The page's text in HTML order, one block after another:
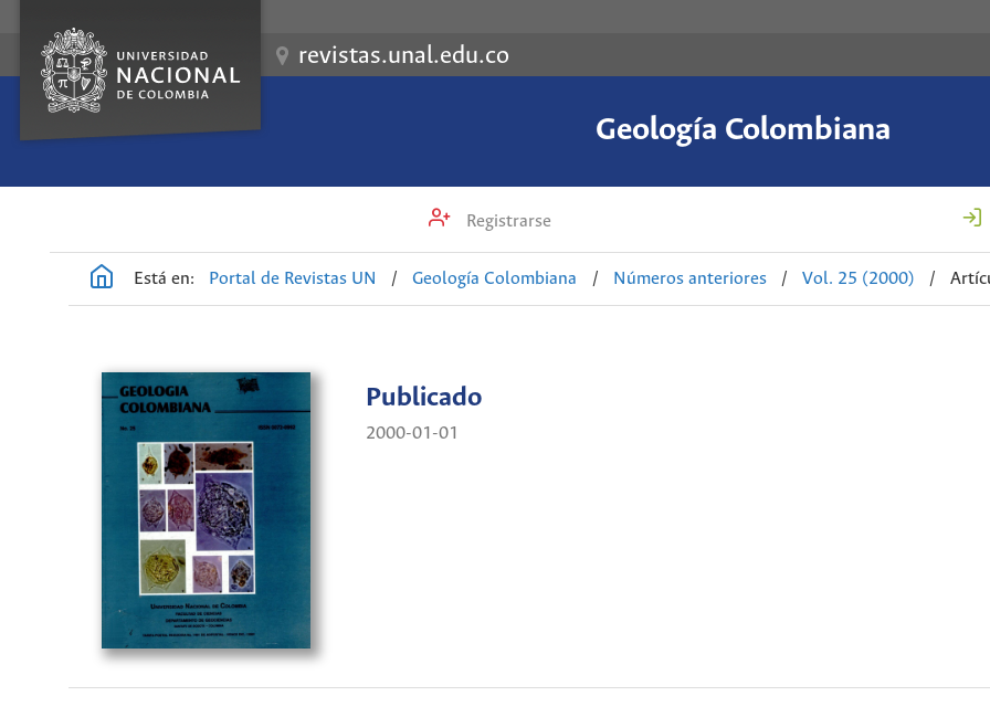
revistas.unal.edu.co
Geología Colombiana
Registrarse
Está en: Portal de Revistas UN / Geología Colombiana / Números anteriores / Vol. 25 (2000) /
Publicado
2000-01-01